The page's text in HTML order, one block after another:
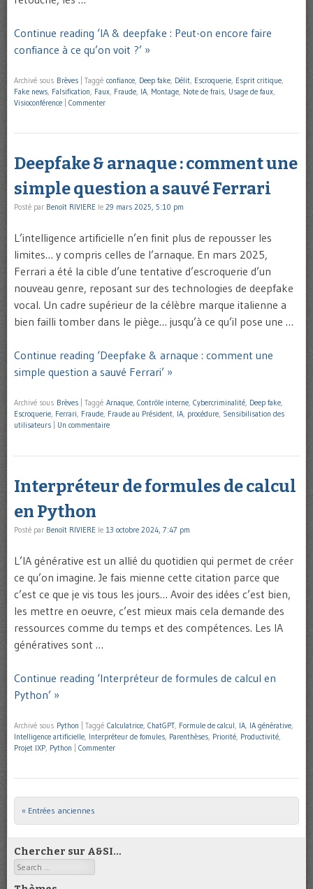
Continue reading ‘IA & deepfake : Peut-on encore faire
confiance à ce qu’on voit ?’ »
Archivé sous Brèves Taggé confiance Deep fake Délit Escroquerie Esprit critique
Fake news Falsification Faux Fraude IA Montage Note de frais Usage de faux
Visioconférence
Commenter
Deepfake & arnaque : comment une
simple question a sauvé Ferrari
Posté par Benoît RIVIERE le 29 mars 2025, 5:10 pm
L’intelligence artificielle n’en finit plus de repousser les
limites… y compris celles de l’arnaque. En mars 2025,
Ferrari a été la cible d’une tentative d’escroquerie d’un
nouveau genre, reposant sur des technologies de deepfake
vocal. Un cadre supérieur de la célèbre marque italienne a
bien failli tomber dans le piège… jusqu’à ce qu’il pose une …
Continue reading ‘Deepfake & arnaque : comment une
simple question a sauvé Ferrari’ »
Archivé sous Brèves Taggé Arnaque, Contrôle interne, Cybercriminalité, Deep fake,
Escroquerie, Ferrari, Fraude, Fraude au Président, IA, procédure, Sensibilisation des
utilisateurs
Un commentaire
Interpréteur de formules de calcul
en Python
Posté par Benoît RIVIERE le 13 octobre 2024, 7:47 pm
L’IA générative est un allié du quotidien qui permet de créer
ce qu’on imagine. Je fais mienne cette citation parce que
c’est ce que je vis tous les jours… Avoir des idées c’est bien,
les mettre en oeuvre, c’est mieux mais cela demande des
ressources comme du temps et des compétences. Les IA
génératives sont …
Continue reading ‘Interpréteur de formules de calcul en
Python’ »
Archivé sous Python Taggé Calculatrice, ChatGPT, Formule de calcul, IA, IA générative,
Intelligence artificielle, Interpréteur de fomules, Parenthèses, Priorité, Productivité,
Projet IXP, Python Commenter
Post navigation
« Entrées anciennes
Chercher sur A&SI…
Search